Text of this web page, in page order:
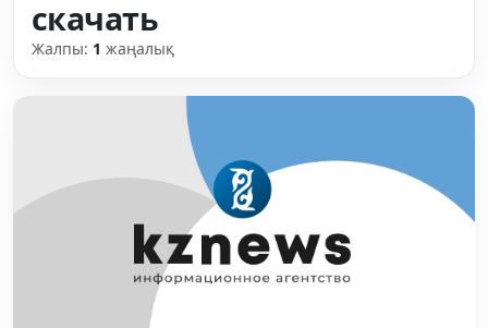
скачать
Жалпы: 1 жаңалық